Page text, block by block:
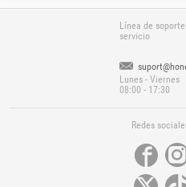
Línea de
servicio
Lunes - Viernes
08:00 - 17:30
Redes